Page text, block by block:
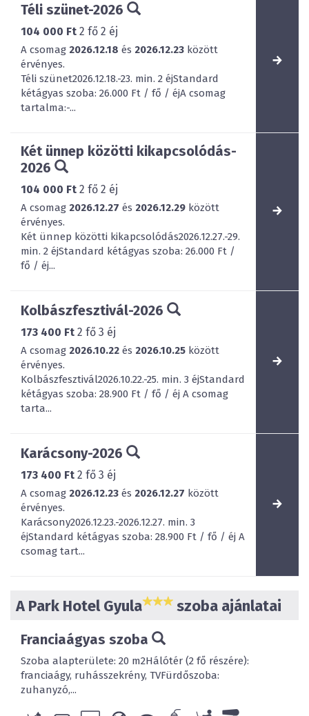
Téli szünet-2026
104 000 Ft 2 fő 2 éj
A csomag 2026.12.18 és 2026.12.23 között
érvényes.
Téli szünet2026.12.18.-23. min. 2 éjStandard
kétágyas szoba: 26.000 Ft / fő / éjA csomag
tartalma:-...
Két ünnep közötti kikapcsolódás-
2026
104 000 Ft 2 fő 2 éj
A csomag 2026.12.27 és 2026.12.29 között
érvényes.
Két ünnep közötti kikapcsolódás2026.12.27.-29.
min. 2 éjStandard kétágyas szoba: 26.000 Ft /
fő / éj...
Kolbászfesztivál-2026
173 400 Ft 2 fő 3 éj
A csomag 2026.10.22 és 2026.10.25 között
érvényes.
Kolbászfesztivál2026.10.22.-25. min. 3 éjStandard
kétágyas szoba: 28.900 Ft / fő / éj A csomag
tarta...
Karácsony-2026
173 400 Ft 2 fő 3 éj
A csomag 2026.12.23 és 2026.12.27 között
érvényes.
Karácsony2026.12.23.-2026.12.27. min. 3
éjStandard kétágyas szoba: 28.900 Ft / fő / éj A
csomag tart...
A Park Hotel Gyula szoba ajánlatai
Franciaágyas szoba
Szoba alapterülete: 20 m2Hálótér (2 fő részére):
franciaágy, ruhásszekrény, TVFürdőszoba:
zuhanyzó,...